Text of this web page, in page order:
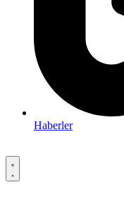
Haberler